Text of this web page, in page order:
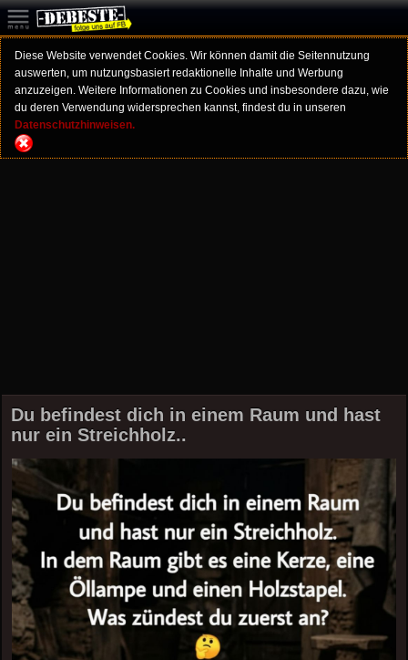
Diese Website verwendet Cookies. Wir können damit die Seitennutzung
auswerten, um nutzungsbasiert redaktionelle Inhalte und Werbung
anzuzeigen. Weitere Informationen zu Cookies und insbesondere dazu, wie
du deren Verwendung widersprechen kannst, findest du in unseren
Datenschutzhinweisen.
Du befindest dich in einem Raum und hast
nur ein Streichholz..